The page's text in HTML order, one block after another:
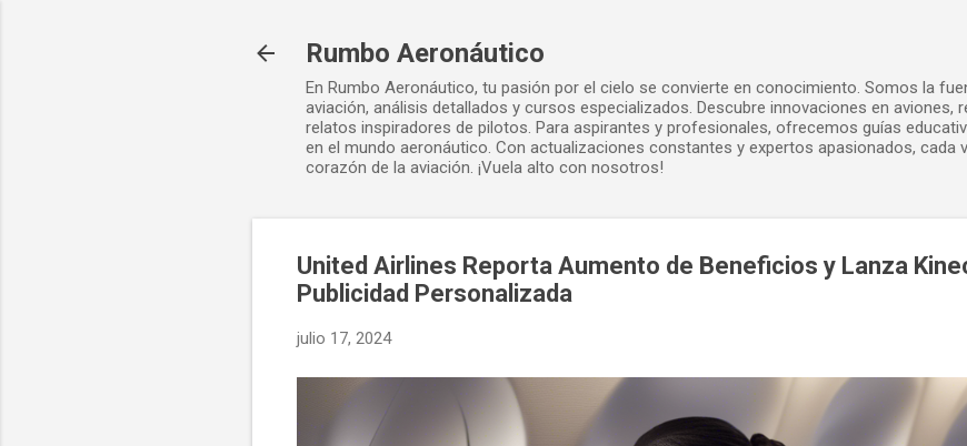
Rumbo Aeronáutico
En Rumbo Aeronáutico, tu pasión por el cielo se convierte en conocimiento. Somos la
aviación, análisis detallados y cursos especializados. Descubre innovaciones en aviones,
relatos inspiradores de pilotos. Para aspirantes y profesionales, ofrecemos guías
en el mundo aeronáutico. Con actualizaciones constantes y expertos apasionados, cada
corazón de la aviación. ¡Vuela alto con nosotros!
United Airlines Reporta Aumento de Beneficios y Lanza
Publicidad Personalizada
julio 17, 2024